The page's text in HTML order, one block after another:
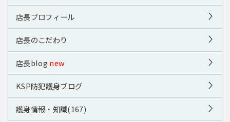
店長プロフィール
店長のこだわり
店長blog new
KSP防犯護身ブログ
護身情報・知識(167)